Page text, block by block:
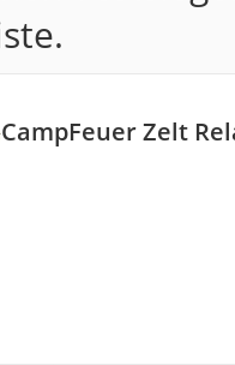
CampFeuer Zelt